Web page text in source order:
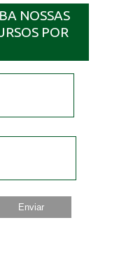
NOSSAS
POR